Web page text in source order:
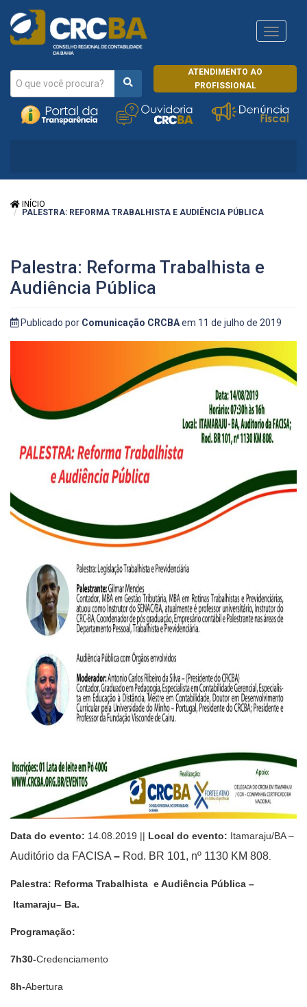
ATENDIMENTO AO
PROFISSIONAL
CRCRJ
INÍCIO
PALESTRA: REFORMA TRABALHISTA E AUDIÊNCIA PÚBLICA
Palestra: Reforma Trabalhista e
Audiência Pública
Publicado por Comunicação CRCBAem 11 de julho de 2019
Data do evento: 14.08.2019 || Local do evento: Itamaraju/BA –
Auditório da FACISA – Rod. BR 101, nº 1130 KM 808
Palestra: Reforma Trabalhista e Audiência Pública –
Itamaraju– Ba.
Programação:
7h30-Credenciamento
8h-Abertura